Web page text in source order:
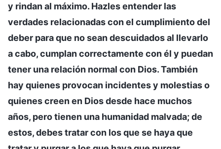
y rindan al máximo. Hazles entender las
verdades relacionadas con el cumplimiento del
deber para que no sean descuidados al llevarlo
a cabo, cumplan correctamente con él y puedan
tener una relación normal con Dios. También
hay quienes provocan incidentes y molestias o
quienes creen en Dios desde hace muchos
años, pero tienen una humanidad malvada; de
estos, debes tratar con los que se haya que